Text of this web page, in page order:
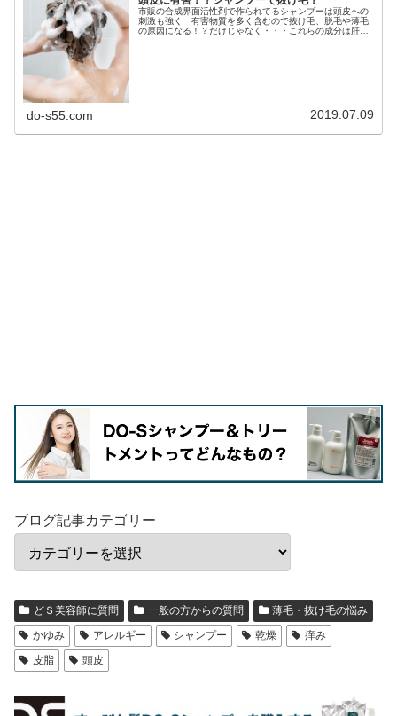
市販の合成界面活性剤で作られてるシャンプーは頭皮への
刺激も強く 有害物質を多く含むので抜け毛、脱毛や薄毛
の原因になる！？だけじゃなく・・・これらの成分は肝臓
do-s55.com 2019.07.09
ブログ記事カテゴリー
どＳ美容師に質問 一般の方からの質問
薄毛・抜け毛の悩み
かゆみ
アレルギー シャンプー 乾燥
痒み
皮脂
頭皮